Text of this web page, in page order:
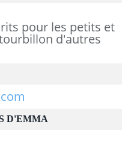
pour les petits et
d'autres
D'EMMA